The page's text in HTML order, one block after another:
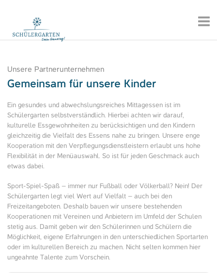
Unsere Partnerunternehmen
Gemeinsam für unsere Kinder
Ein gesundes und abwechslungsreiches Mittagessen ist im
Schülergarten selbstverständlich. Hierbei achten wir darauf,
kulturelle Essgewohnheiten zu berücksichtigen und den Kindern
gleichzeitig die Vielfalt des Essens nahe zu bringen. Unsere enge
Kooperation mit den Verpflegungsdienstleistern erlaubt uns hohe
Flexibilität in der Menüauswahl. So ist für jeden Geschmack auch
etwas dabei.
Sport-Spiel-Spaß – immer nur Fußball oder Völkerball? Nein! Der
Schülergarten legt viel Wert auf Vielfalt – auch bei den
Freizeitangeboten. Deshalb bauen wir unsere bestehenden
Kooperationen mit Vereinen und Anbietern im Umfeld der Schulen
stetig aus. Damit geben wir den Schülerinnen und Schülern die
Möglichkeit, eigene Erfahrungen in den unterschiedlichen Sportarten
oder im kulturellen Bereich zu machen. Nicht selten kommen hier
ungeahnte Talente zum Vorschein.